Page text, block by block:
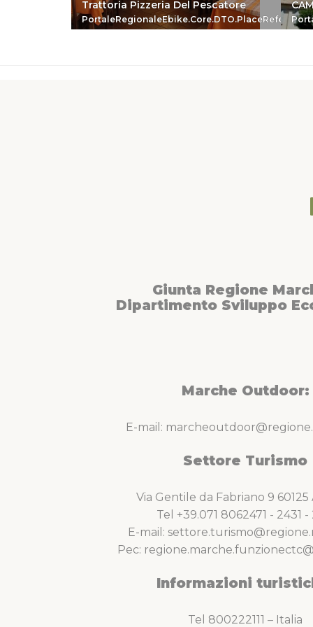
Trattoria Pizzeria Del Pescatore
Giunta Regione
Dipartimento Sviluppo
Marche Outdoor:
E-mail:
Settore Turismo
Via Gentile da Fabriano 9
Tel +39.071 8062471 - 2431 -
E-mail:
Pec:
Informazioni
Tel 800222111 – Italia